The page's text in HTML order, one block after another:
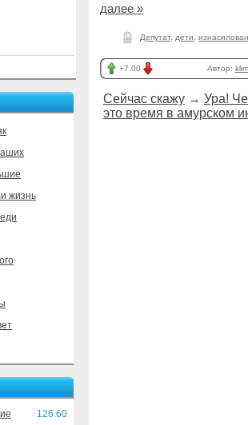
жизнь
126.60
далее »
Депутат, дети
+7.00 Автор:
Сейчас скажу → Ура!
это время в амурском